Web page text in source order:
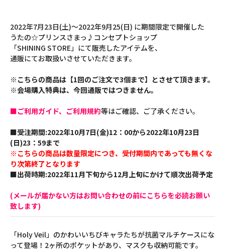
2022年7月23日(土)～2022年9月25(日) に期間限定で開催した
うたの☆プリンスさまっ♪コンセプトショップ
「SHINING STORE」にて販売したアイテムを、
通販にてお取扱いさせていただきます。
※こちらの商品は【1回のご注文で3個まで】とさせて頂きます。
※会場購入特典は、今回通販ではつきません。
■ご利用ガイド、ご利用規約等はご確認、ご了承ください。
■受注期間:2022年10月7日(金)12：00から2022年10月23日
(日)23：59まで
※こちらの商品は数量限定につき、受付期間内であっても無くな
り次第終了となります
■出荷時期:2022年11月下旬から12月上旬にかけて順次出荷予定
(メールが届かない方はお問い合わせの前にこちらを必読お願い
致します)
「Holy Veil」のかわいいちびキャラたちが抗菌マルチケースにな
って登場！2ヶ所のポケットがあり、マスクも収納可能です。